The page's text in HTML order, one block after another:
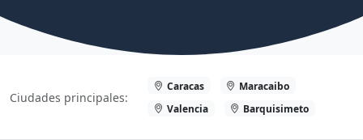
Ciudades principales:
Caracas
Maracaibo
Valencia
Barquisimeto